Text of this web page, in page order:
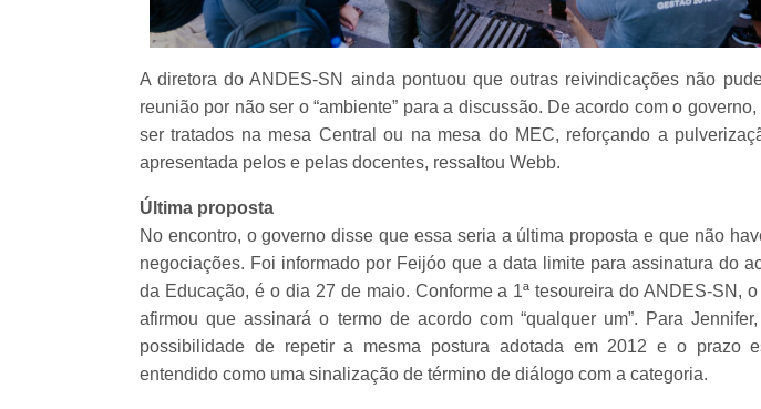
A diretora do ANDES-SN ainda pontuou que outras reivindicações não
reunião por não ser o “ambiente” para a discussão. De acordo com o
ser tratados na mesa Central ou na mesa do MEC, reforçando a
apresentada pelos e pelas docentes, ressaltou Webb.
Última proposta
No encontro, o governo disse que essa seria a última proposta e que não
negociações. Foi informado por Feijóo que a data limite para assinatura do
da Educação, é o dia 27 de maio. Conforme a 1ª tesoureira do ANDES-SN, o
afirmou que assinará o termo de acordo com “qualquer um”. Para
possibilidade de repetir a mesma postura adotada em 2012 e o prazo
entendido como uma sinalização de término de diálogo com a categoria.